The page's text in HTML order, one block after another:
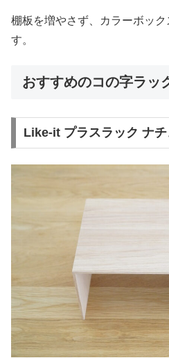
棚板を増やさず、カラーボッ
す。
おすすめのコの字ラッ
Like-it プラスラック ナ